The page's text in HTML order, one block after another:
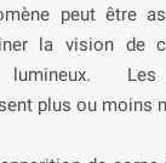
peut être
la vision de
Les
plus ou moins